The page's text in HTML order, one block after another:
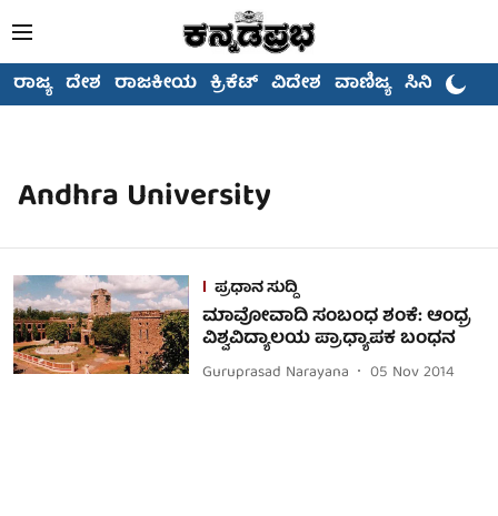
ರಾಜ್ಯ ದೇಶ ರಾಜಕೀಯ ಕ್ರಿಕೆಟ್ ವಿದೇಶ ವಾಣಿಜ್ಯ ಸಿನಿಮಾ
Andhra University
ಪ್ರಧಾನ ಸುದ್ದಿ
ಮಾವೋವಾದಿ ಸಂಬಂಧ ಶಂಕೆ: ಆಂಧ್ರ
ವಿಶ್ವವಿದ್ಯಾಲಯ ಪ್ರಾಧ್ಯಾಪಕ ಬಂಧನ
Guruprasad Narayana 05 Nov 2014